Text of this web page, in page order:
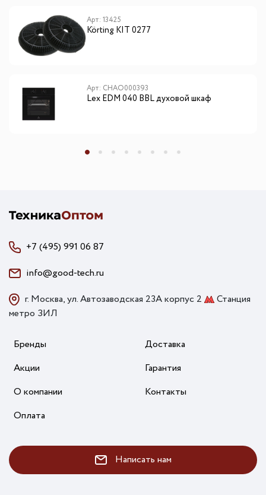
Арт: 13425
Körting KIT 0277
Арт: CHAO000393
Lex EDM 040 BBL духовой шкаф
+7 (495) 991 06 87
info@good-tech.ru
г. Москва, ул. Автозаводская 23А корпус 2
Станция
метро ЗИЛ
Бренды
Акции
О компании
Оплата
Доставка
Гарантия
Контакты
Написать нам